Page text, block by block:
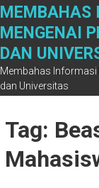
Skip
content
MEMBAHAS
MENGENAI
DAN
Membahas Informasi
dan Universitas
Tag: